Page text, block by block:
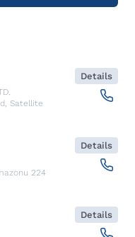
Satellite
Details
224
Details
Details